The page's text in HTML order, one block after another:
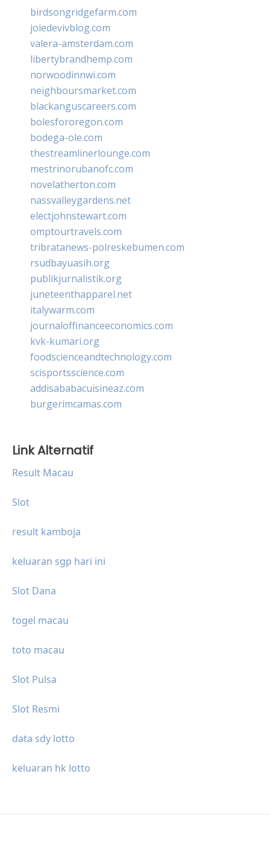
birdsongridgefarm.com
joiedevivblog.com
valera-amsterdam.com
libertybrandhemp.com
norwoodinnwi.com
neighboursmarket.com
blackanguscareers.com
bolesfororegon.com
bodega-ole.com
thestreamlinerlounge.com
mestrinorubanofc.com
novelatherton.com
nassvalleygardens.net
electjohnstewart.com
omptourtravels.com
tribratanews-polreskebumen.com
rsudbayuasih.org
publikjurnalistik.org
juneteenthapparel.net
italywarm.com
journaloffinanceeconomics.com
kvk-kumari.org
foodscienceandtechnology.com
scisportsscience.com
addisababacuisineaz.com
burgerimcamas.com
Link Alternatif
Result Macau
Slot
result kamboja
keluaran sgp hari ini
Slot Dana
togel macau
toto macau
Slot Pulsa
Slot Resmi
data sdy lotto
keluaran hk lotto